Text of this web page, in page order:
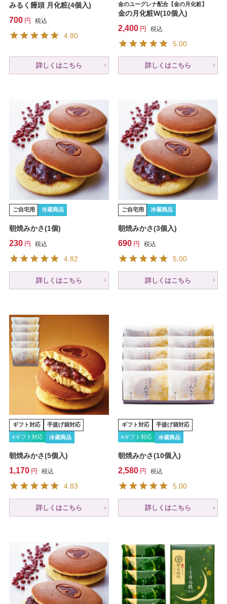
みるく饅頭 月化粧(4個入)
700 税込
4.80
詳しくはこちら
金のユーグレナ配合【金の月化粧】
金の月化粧W(10個入)
2,400 税込
5.00
詳しくはこちら
ご自宅用 冷蔵商品
朝焼みかさ(1個)
230 税込
4.82
詳しくはこちら
ご自宅用 冷蔵商品
朝焼みかさ(3個入)
690 税込
5.00
詳しくはこちら
ギフト対応
手提げ袋対応
eギフト対応
冷蔵商品
朝焼みかさ(5個入)
1,170 税込
4.83
詳しくはこちら
ギフト対応
手提げ袋対応
eギフト対応
冷蔵商品
朝焼みかさ(10個入)
2,580 税込
5.00
詳しくはこちら